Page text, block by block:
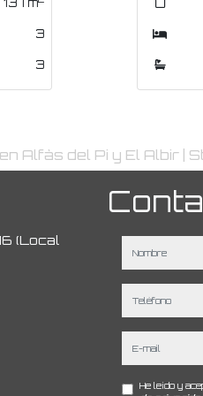
3
3
en Alfàs del Pi y El Albir |
(Local
He leído y